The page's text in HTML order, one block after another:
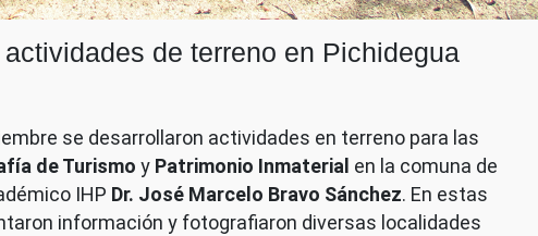
de terreno en Pichidegua
se desarrollaron actividades en terreno para las
de Turismo y Patrimonio Inmaterial en la comuna de
IHP Dr. José Marcelo Bravo Sánchez. En estas
información y fotografiaron diversas localidades